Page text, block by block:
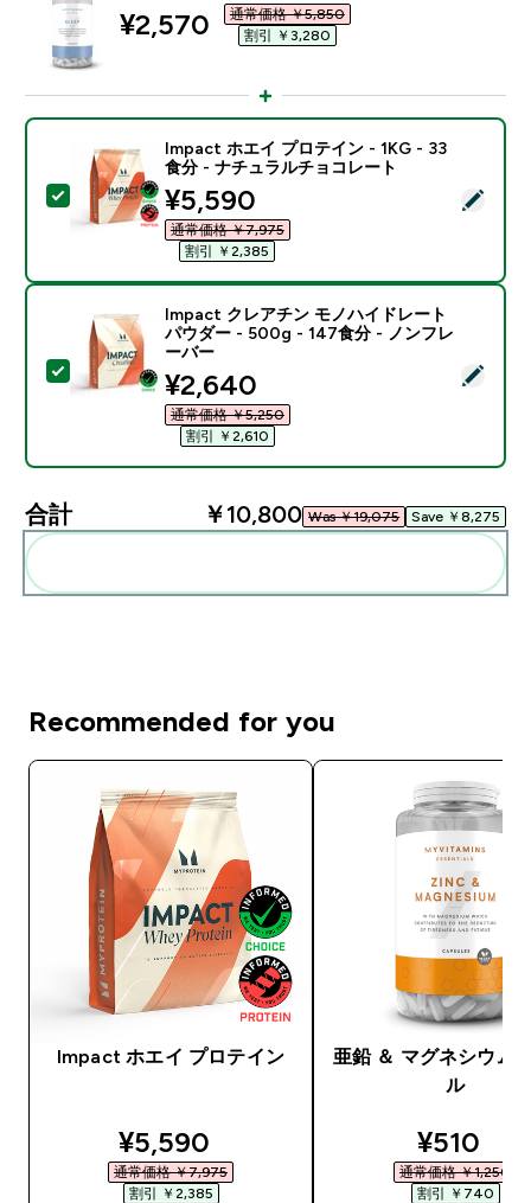
discounted price
¥2,570‎
通常価格 ￥5,850‎
割引 ￥3,280‎
この商品を選択 - Impact ホエイ プロテイン - 1KG -
Impact ホエイ プロテイン - 1KG - 33
食分 - ナチュラルチョコレート
discounted price
¥5,590‎
通常価格 ￥7,975‎
割引 ￥2,385‎
この商品を選択 - Impact クレアチン モノハイドレ
Impact クレアチン モノハイドレート
パウダー - 500g - 147食分 - ノンフレ
ーバー
discounted price
¥2,640‎
通常価格 ￥5,250‎
割引 ￥2,610‎
合計 ￥10,800‎ Was ￥19,075‎ Save ￥8,275‎
Recommended for you
Impact ホエイ プロテイン
discounted price
¥5,590‎
通常価格 ￥7,975‎
割引 ￥2,385‎
亜鉛 ＆ マグネシウム
ル
¥510‎
通常価格 ￥1,250‎
割引 ￥740‎